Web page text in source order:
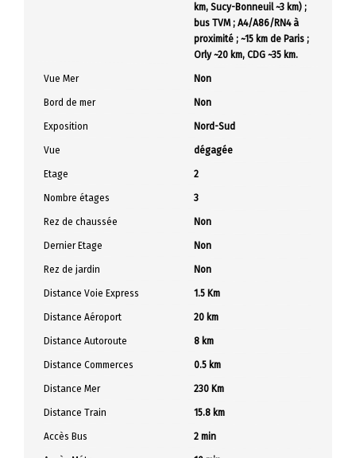
km, Sucy-Bonneuil ~3 km) ;
bus TVM ; A4/A86/RN4 à
proximité ; ~15 km de Paris ;
Orly ~20 km, CDG ~35 km.
Vue Mer Non
Bord de mer Non
Exposition Nord-Sud
Vue dégagée
Etage 2
Nombre étages 3
Rez de chaussée Non
Dernier Etage Non
Rez de jardin Non
Distance Voie Express 1.5 Km
Distance Aéroport 20 km
Distance Autoroute 8 km
Distance Commerces 0.5 km
Distance Mer 230 Km
Distance Train 15.8 km
Accès Bus 2 min